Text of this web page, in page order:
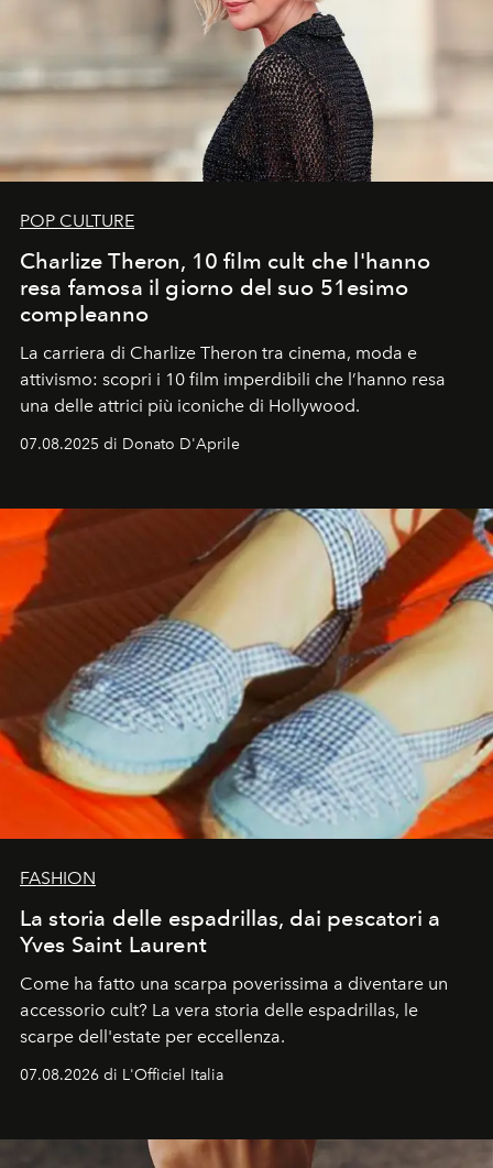
POP CULTURE
Charlize Theron, 10 film cult che l'hanno
resa famosa il giorno del suo 51esimo
compleanno
La carriera di Charlize Theron tra cinema, moda e
attivismo: scopri i 10 film imperdibili che l’hanno resa
una delle attrici più iconiche di Hollywood.
07.08.2025 di Donato D'Aprile
FASHION
La storia delle espadrillas, dai pescatori a
Yves Saint Laurent
Come ha fatto una scarpa poverissima a diventare un
accessorio cult? La vera storia delle espadrillas, le
scarpe dell'estate per eccellenza.
07.08.2026 di L'Officiel Italia